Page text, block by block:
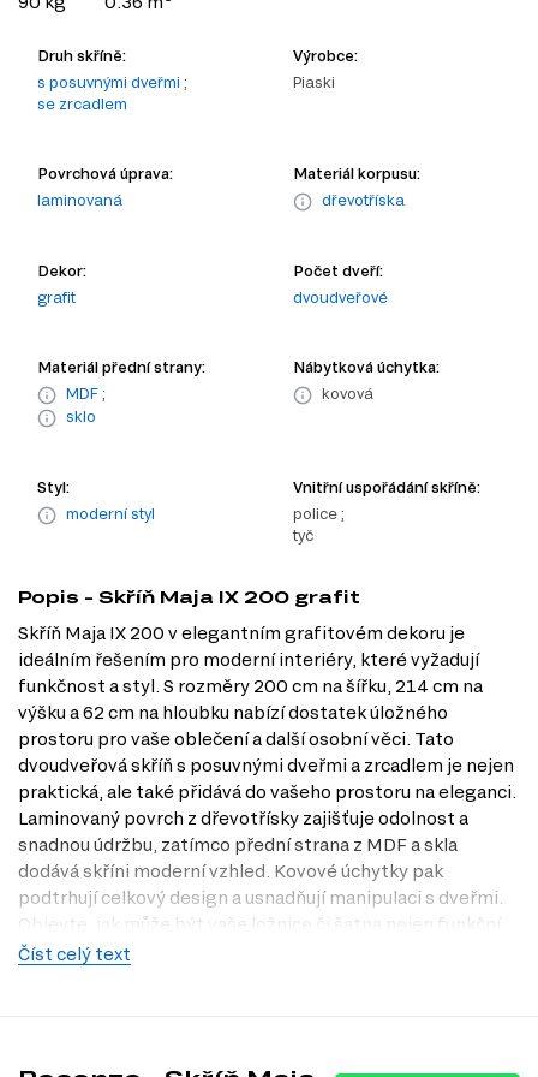
Druh skříně:
s posuvnými dveřmi ;
se zrcadlem
Výrobce:
Piaski
Povrchová úprava:
laminovaná
Materiál korpusu:
dřevotříska
Dekor:
grafit
Počet dveří:
dvoudveřové
Materiál přední strany:
MDF ;
sklo
Nábytková úchytka:
kovová
Styl:
moderní styl
Vnitřní uspořádání skříně:
police ;
tyč
Popis - Skříň Maja IX 200 grafit
Skříň Maja IX 200 v elegantním grafitovém dekoru je
ideálním řešením pro moderní interiéry, které vyžadují
funkčnost a styl. S rozměry 200 cm na šířku, 214 cm na
výšku a 62 cm na hloubku nabízí dostatek úložného
prostoru pro vaše oblečení a další osobní věci. Tato
dvoudveřová skříň s posuvnými dveřmi a zrcadlem je nejen
praktická, ale také přidává do vašeho prostoru na eleganci.
Laminovaný povrch z dřevotřísky zajišťuje odolnost a
snadnou údržbu, zatímco přední strana z MDF a skla
dodává skříni moderní vzhled. Kovové úchytky pak
podtrhují celkový design a usnadňují manipulaci s dveřmi.
Objevte, jak může být vaše ložnice či šatna nejen funkční,
ale také stylová s touto skříní od Dubok.cz. Navštivte naši
Číst celý text